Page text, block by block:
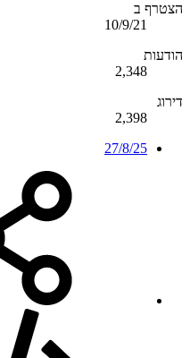
הצטרף ב
10/9/21
הודעות
2,348
דירוג
2,398
27/8/25